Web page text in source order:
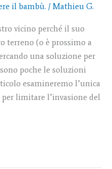
il bambù. / Mathieu G.
vicino perché il suo
terreno (o è prossimo a
una soluzione per
poche le soluzioni
esamineremo l’unica
limitare l’invasione del